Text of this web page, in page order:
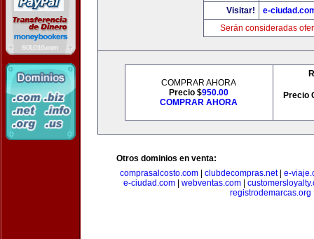
Visitar!
e-
Serán consideradas
COMPRAR AHORA
Precio $950.00
COMPRAR AHORA
Precio
Otros dominios en venta:
comprasalcosto.com
clubdecompras.net| e-
e-ciudad.com| webventas.com|
registrodemarcas.org